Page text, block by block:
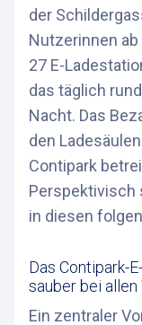
der
Nutzerinnen
27 E-
das täglich
Nacht. Das
den
Contipark
Perspektivisch
in diesen
Das Contipark-
sauber bei
Ein zentraler